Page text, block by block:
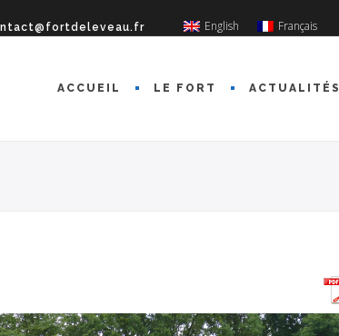
English Français
ACCUEIL LE FORT ACTUALITÉS